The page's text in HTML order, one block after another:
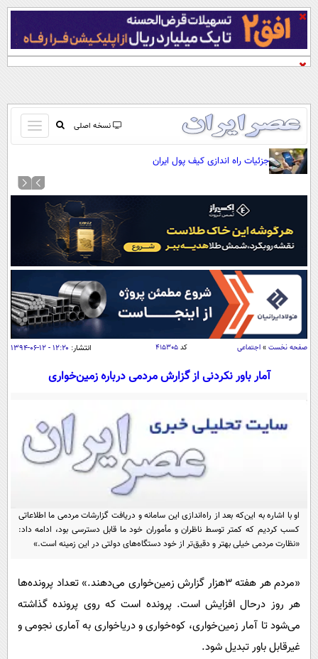
نسخه اصلی
باز
و
کردن
صفحه اول
آرشیو
نظرسنجی
آب و هوا
اوقات شرعی
سواد زندگی
اقتصاد
اقتصادی
جامعه
حوادث
یک برش دانایی
سفر و تفریح
بین الملل
علم و دانش
علمی
اخبار کریپتو
گوناگون
سرگرمی
مجله تصویری سلاح
فیلم
ورزش
خواندنی ها و دیدنی ها
داستان کوتاه
آموزش زبان
جزئیات راه اندازی کیف پول ایران
صفحه نخست » اجتماعی کد ۴۱۵۳۰۵ انتشار: ۱۲:۲۰ - ۱۲-۰۶-۱۳۹۴
آمار باور نکردنی از گزارش مردمی درباره زمین‌خواری
او با اشاره به این‌که بعد از راه‌اندازی این سامانه و دریافت گزارشات مردمی ما اطلاعاتی
کسب کردیم که کمتر توسط ناظران و مأموران خود ما قابل دسترسی بود، ادامه داد:
«نظارت مردمی خیلی بهتر و دقیق‌تر از خود دستگاه‌های دولتی در این زمینه است.»
«مردم هر هفته ٣‌هزار گزارش زمین‌خواری می‌دهند.» تعداد پرونده‌ها
هر روز درحال افزایش است. پرونده است که روی پرونده گذاشته
می‌شود تا آمار زمین‌خواری، کوه‌خواری و دریاخواری به آماری نجومی و
غیرقابل باور تبدیل شود.